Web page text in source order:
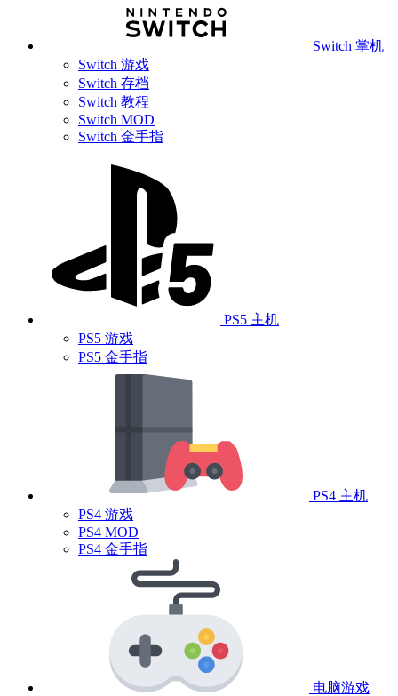
Switch 掌机
Switch 游戏
Switch 存档
Switch 教程
Switch MOD
Switch 金手指
PS5 主机
PS5 游戏
PS5 金手指
PS4 主机
PS4 游戏
PS4 MOD
PS4 金手指
电脑游戏